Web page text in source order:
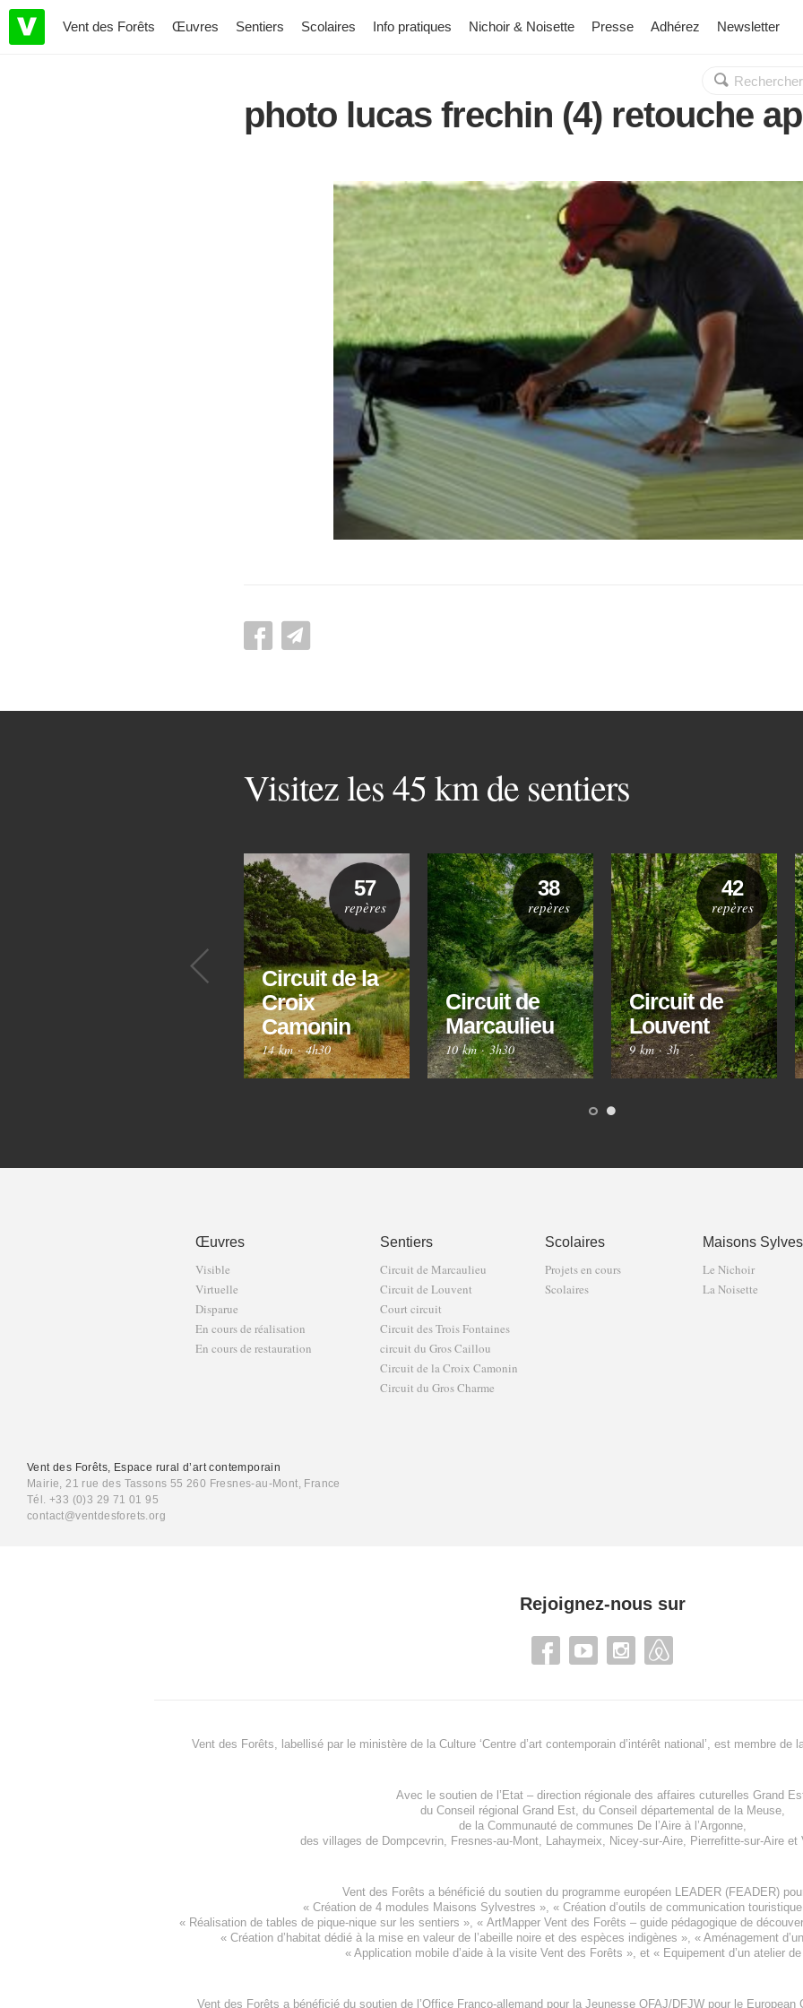
Vent des Forêts Œuvres Sentiers Scolaires Info pratiques Nichoir & Noisette Presse Adhérez Newsletter
Rechercher :
OK
photo lucas frechin (4) retouche
Visitez les 45 km de sentiers
Précédent
Circuit de la
Croix
Camonin
14 km·4h30
57
repères
Circuit de
Marcaulieu
10 km·3h30
38
repères
Circuit de
Louvent
9 km·3h
42
repères
Œuvres
Visible
Virtuelle
Disparue
En cours de réalisation
En cours de restauration
Sentiers
Circuit de Marcaulieu
Circuit de Louvent
Court circuit
Circuit des Trois Fontaines
circuit du Gros Caillou
Circuit de la Croix Camonin
Circuit du Gros Charme
Scolaires
Projets en cours
Scolaires
Maisons
Le Nichoir
La Noisette
Vent des Forêts, Espace rural d’art contemporain
Mairie, 21 rue des Tassons 55 260 Fresnes-au-Mont, France
Tél. +33 (0)3 29 71 01 95
contact@ventdesforets.org
Rejoignez-nous sur
Vent des Forêts, labellisé par le ministère de la Culture ‘Centre d’art contemporain d’intérêt national’, est membre de
Avec le soutien de l’ Etat – direction régionale des affaires cuturelles Grand
du Conseil régional Grand Est, du Conseil départemental de la Meuse,
de la Communauté de communes De l’Aire à l’Argonne,
des villages de Dompcevrin, Fresnes-au-Mont, Lahaymeix, Nicey-sur-Aire, Pierrefitte-sur-Aireet
Vent des Forêts a bénéficié du soutien du programme européen LEADER (FEADER)
« Création de 4 modules Maisons Sylvestres », « Création d’outils de communication
« Réalisation de tables de pique-nique sur les sentiers », « ArtMapper Vent des Forêts – guide pédagogique de
« Création d’habitat dédié à la mise en valeur de l’abeille noire et des espèces indigènes », « Aménagement
« Application mobile d’aide à la visite Vent des Forêts », et « Equipement d’un atelier
Vent des Forêts a bénéficié du soutien de l’Office Franco-allemand pour la Jeunesse OFAJ/DFJW pour le European